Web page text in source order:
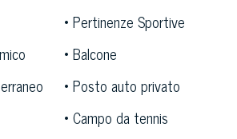
esclusive di grandi personalità
,Gabriele d’Annunzio
più bella ed autentica: un
splendide ville e paesaggi che
Pertinenze Sportive
Balcone
Posto auto privato
Campo da tennis